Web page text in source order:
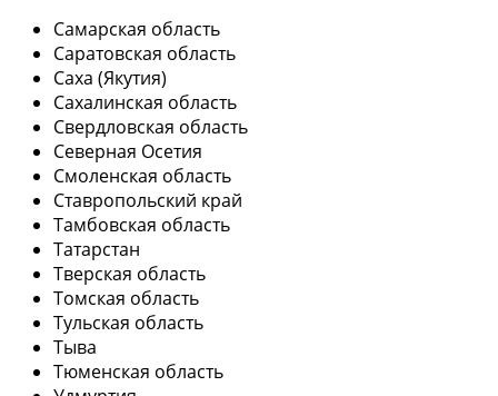
Самарская область
Саратовская область
Саха (Якутия)
Сахалинская область
Свердловская область
Северная Осетия
Смоленская область
Ставропольский край
Тамбовская область
Татарстан
Тверская область
Томская область
Тульская область
Тыва
Тюменская область